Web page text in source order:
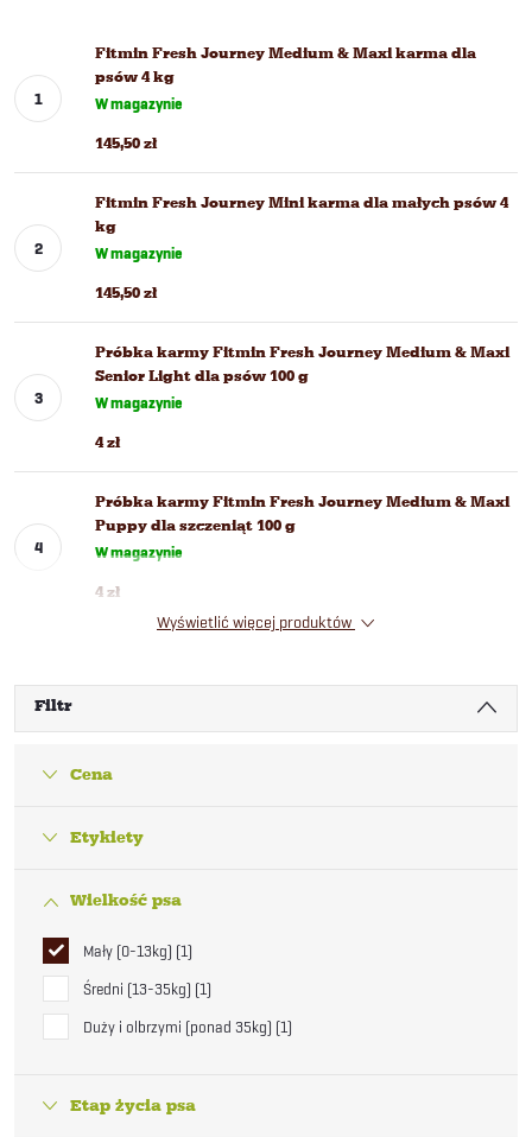
Fitmin Fresh Journey Medium & Maxi karma dla
psów 4 kg
W magazynie
145,50 zł
Fitmin Fresh Journey Mini karma dla małych psów 4
kg
W magazynie
145,50 zł
Próbka karmy Fitmin Fresh Journey Medium & Maxi
Senior Light dla psów 100 g
W magazynie
4 zł
Próbka karmy Fitmin Fresh Journey Medium & Maxi
Puppy dla szczeniąt 100 g
W magazynie
4 zł
Wyświetlić więcej produktów
Filtr
Cena
Etykiety
Wielkość psa
Mały (0-13kg) 1
Średni (13-35kg) 1
Duży i olbrzymi (ponad 35kg) 1
Etap życia psa